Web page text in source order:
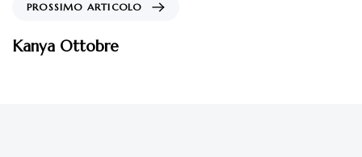
PROSSIMO ARTICOLO
Kanya Ottobre